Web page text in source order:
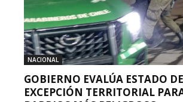
NACIONAL
GOBIERNO EVALÚA ESTADO DE
EXCEPCIÓN TERRITORIAL